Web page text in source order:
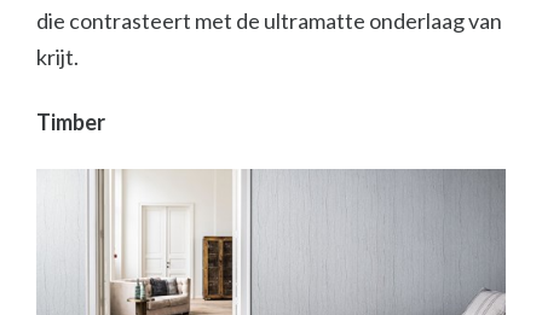
die contrasteert met de ultramatte onderlaag van
krijt.
Timber